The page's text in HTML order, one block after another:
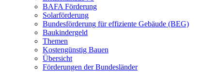
BAFA Förderung
Solarförderung
Bundesförderung für effiziente Gebäude (BEG)
Baukindergeld
Themen
Kostengünstig Bauen
Übersicht
Förderungen der Bundesländer